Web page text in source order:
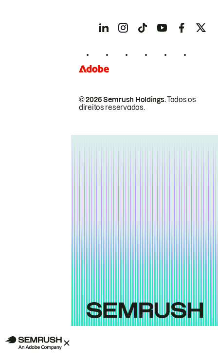
© 2026 Semrush Holdings.Todos os
direitos reservados.